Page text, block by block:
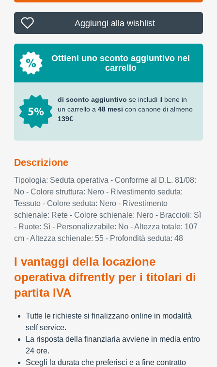
Aggiungi alla wishlist
Ottieni uno sconto aggiuntivo nel
carrello
di sconto aggiuntivo se includi il bene in
un carrello a 48 mesi con canone di almeno
139€
Descrizione
Tipologia: Seduta operativa - Conforme al D.L. 81/08:
No - Colore struttura: Nero - Rivestimento seduta:
Tessuto - Colore seduta: Nero - Rivestimento
schienale: Rete - Colore schienale: Nero - Braccioli: Sì
- Ruote: Sì - Personalizzabile: No - Altezza totale: 107
cm - Altezza schienale: 55 - Profondità seduta: 48
I vantaggi della locazione
operativa difrently per i titolari di
partita IVA
Tutte le richieste si finalizzano online in modalità
self service.
La risposta della finanziaria avviene in media entro
24 ore.
Scegli la durata che preferisci e a fine contratto